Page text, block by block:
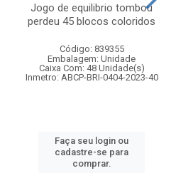
Jogo de equilibrio tombou
perdeu 45 blocos coloridos
Código: 839355
Embalagem: Unidade
Caixa Com: 48 Unidade(s)
Inmetro: ABCP-BRI-0404-2023-40
Faça seu login ou
cadastre-se para
comprar.